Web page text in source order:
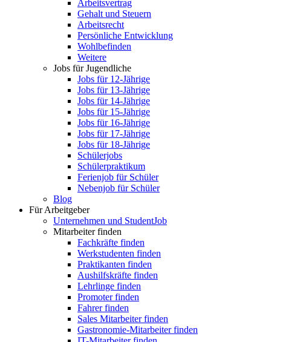
Arbeitsvertrag
Gehalt und Steuern
Arbeitsrecht
Persönliche Entwicklung
Wohlbefinden
Weitere
Jobs für Jugendliche
Jobs für 12-Jährige
Jobs für 13-Jährige
Jobs für 14-Jährige
Jobs für 15-Jährige
Jobs für 16-Jährige
Jobs für 17-Jährige
Jobs für 18-Jährige
Schülerjobs
Schülerpraktikum
Ferienjob für Schüler
Nebenjob für Schüler
Blog
Für Arbeitgeber
Unternehmen und StudentJob
Mitarbeiter finden
Fachkräfte finden
Werkstudenten finden
Praktikanten finden
Aushilfskräfte finden
Lehrlinge finden
Promoter finden
Fahrer finden
Sales Mitarbeiter finden
Gastronomie-Mitarbeiter finden